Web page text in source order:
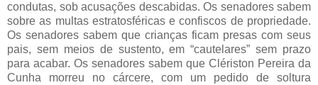
condutas, sob acusações descabidas. Os senadores sabem
sobre as multas estratosféricas e confiscos de propriedade.
Os senadores sabem que crianças ficam presas com seus
pais, sem meios de sustento, em “cautelares” sem prazo
para acabar. Os senadores sabem que Clériston Pereira da
Cunha morreu no cárcere, com um pedido de soltura